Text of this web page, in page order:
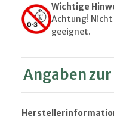
Wichtige
Achtung!
geeignet.
Angaben